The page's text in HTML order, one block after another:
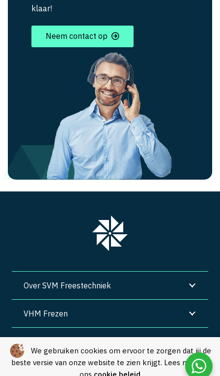
We gebruiken cookies om ervoor te zorgen dat jij de
beste versie van onze website te zien krijgt. Lees meer in
klaar!
Neem contact op
Over SVM Freestechniek
VHM Frezen
Algemene voorwaarden | Privacy